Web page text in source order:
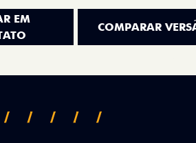
EM
COMPARAR